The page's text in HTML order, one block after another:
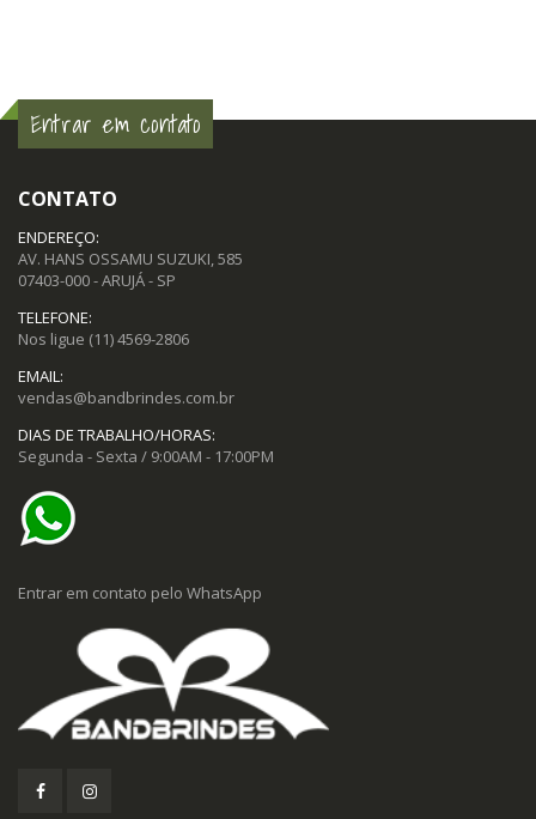
Entrar em contato
CONTATO
ENDEREÇO:
AV. HANS OSSAMU SUZUKI, 585
07403-000 - ARUJÁ - SP
TELEFONE:
Nos ligue (11) 4569-2806
EMAIL:
vendas@bandbrindes.com.br
DIAS DE TRABALHO/HORAS:
Segunda - Sexta / 9:00AM - 17:00PM
Entrar em contato pelo WhatsApp